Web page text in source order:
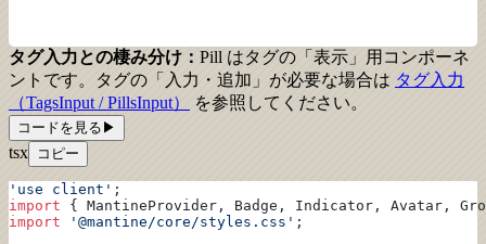
タグ入力との棲み分け： Pill はタグの「表示」用コンポーネ
ントです。タグの「入力・追加」が必要な場合は タグ入力
（TagsInput / PillsInput）
を参照してください。
コードを見る ▶
tsx コピー
'use client' ;
import { MantineProvider, Badge, Indicator, Avatar,
import '@mantine/core/styles.css' ;